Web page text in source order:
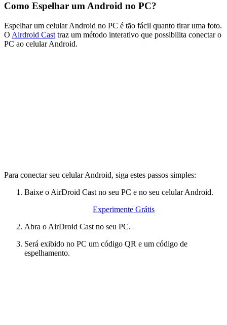
Como Espelhar um Android no PC?
Espelhar um celular Android no PC é tão fácil quanto tirar uma foto.
O Airdroid Cast traz um método interativo que possibilita conectar o
PC ao celular Android.
Para conectar seu celular Android, siga estes passos simples:
Baixe o AirDroid Cast no seu PC e no seu celular Android.
Experimente Grátis
Abra o AirDroid Cast no seu PC.
Será exibido no PC um código QR e um código de
espelhamento.